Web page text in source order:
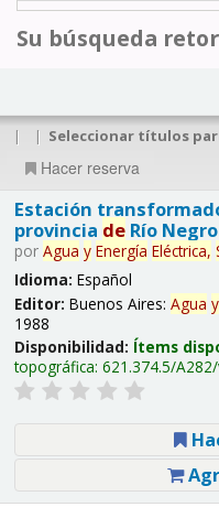
Su búsqueda
| | Seleccionar títulos
Hacer reserva
Estación
provincia deRío Negro
por Agua y Energía Eléctrica,
Idioma: Español
Editor: Buenos Aires: Agua y
1988
Disponibilidad: Ítems
topográfica: 621.374.5/